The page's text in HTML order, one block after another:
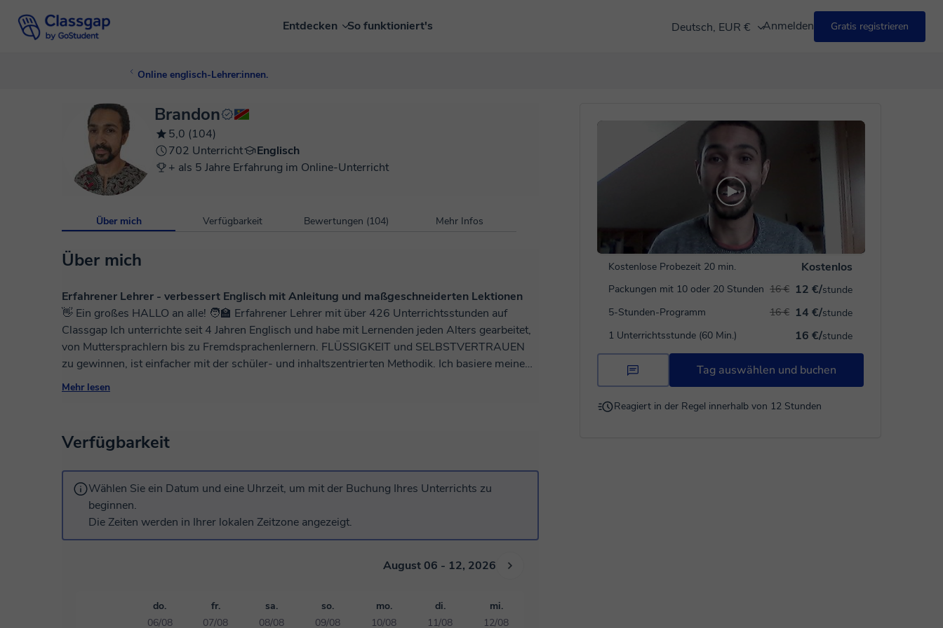
Entdecken So funktioniert's Deutsch, EUR € Anmelden Gratis registrieren
Online englisch-Lehrer:innen.
Kostenlose Probezeit 20 min. Kostenlos
Packungen mit 10 oder 20 Stunden 12 €/stunde
16 €
5-Stunden-Programm
14 €/stunde
16 €
1 Unterrichtsstunde (60 Min.)
16 €/stunde
Tag auswählen und buchen
Reagiert in der Regel innerhalb von 12 Stunden
Brandon
5,0 (104)
702 Unterricht
Englisch
+ als 5 Jahre Erfahrung im Online-Unterricht
Über mich Verfügbarkeit Bewertungen (104) Mehr Infos
Über mich
Erfahrener Lehrer - verbessert Englisch mit Anleitung und maßgeschneiderten Lektionen
👋 Ein großes HALLO an alle! 🧑‍🏫 Erfahrener Lehrer mit über 426 Unterrichtsstunden auf
Classgap Ich unterrichte seit 4 Jahren Englisch und habe mit Lernenden jeden Alters gearbeitet,
von Muttersprachlern bis zu Fremdsprachenlernern. FLÜSSIGKEIT und SELBSTVERTRAUEN
zu gewinnen, ist einfacher mit der schüler- und inhaltszentrierten Methodik. Ich basiere meine
Lektionen auf den 🎯 Lernzielen meiner Schüler. Alles, was du brauchst, ist ein offener Geist und
Bestes, um das Lernen durch die Schaffung von Möglichkeiten zur einfachen Teilnahme
das spezifische Niveau und die Bedürfnisse jedes Lernenden. Derzeit bereite ich verschiedene
Schüler auf die Cambridge-Prüfungen B2 und C1 vor und helfe vielen anderen, ihr Englisch für
ihren Beruf und ihre zukünftigen Karrierepläne zu verbessern. Zum Beispiel konzentrieren wir
uns auf die Vorbereitung von Vorstellungsgesprächen und branchenspezifische Fähigkeiten
Ich bin auch Absolvent der Arbeitspsychologie mit Schwerpunkt Persönlichkeitsentwicklung,
einer Weise zu helfen. DANKE, dass du dir ansiehst, was ich zu bieten habe👌 👓 Überprüfe
meine Verfügbarkeit, um ein kostenloses 20-minütiges Interview zu buchen! 📨 Zögere nicht,
Mehr lesen
Verfügbarkeit
Wählen Sie ein Datum und eine Uhrzeit, um mit der Buchung Ihres Unterrichts zu
beginnen.
Die Zeiten werden in Ihrer lokalen Zeitzone angezeigt.
August 06 - 12, 2026
do.
06/08
fr.
07/08
sa.
08/08
so.
09/08
mo.
10/08
di.
11/08
mi.
12/08